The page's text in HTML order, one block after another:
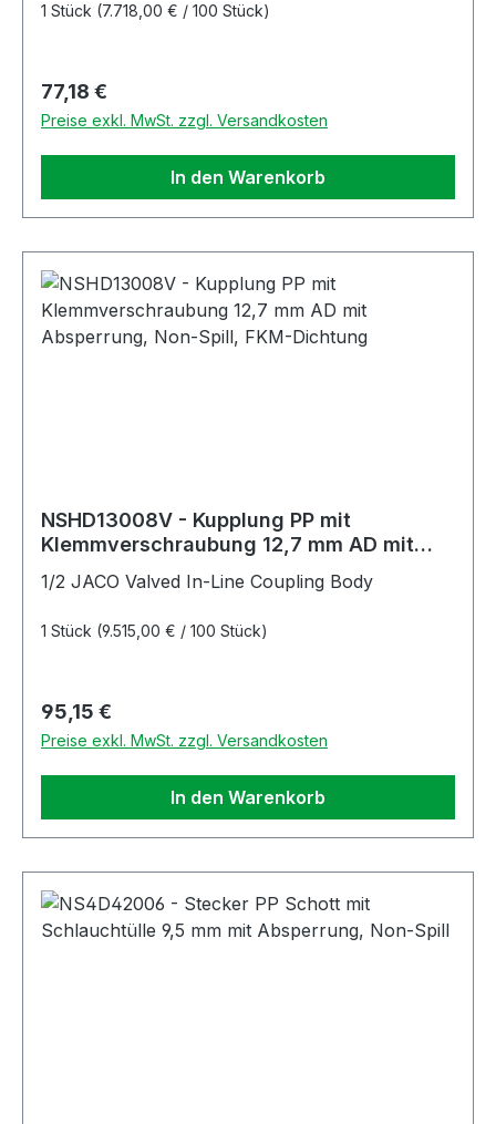
1 Stück (7.718,00 € / 100 Stück)
Regulärer Preis:
77,18 €
Preise exkl. MwSt. zzgl. Versandkosten
In den Warenkorb
NSHD13008V - Kupplung PP mit
Klemmverschraubung 12,7 mm AD mit
1/2 JACO Valved In-Line Coupling Body
1 Stück (9.515,00 € / 100 Stück)
Regulärer Preis:
95,15 €
Preise exkl. MwSt. zzgl. Versandkosten
In den Warenkorb